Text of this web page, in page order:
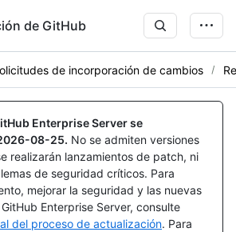
de GitHub
de incorporación de cambios
Enterprise Server se
08-25. No se admiten versiones
realizarán lanzamientos de patch, ni
de seguridad críticos. Para
mejorar la seguridad y las nuevas
Enterprise Server, consulte
del proceso de actualización. Para